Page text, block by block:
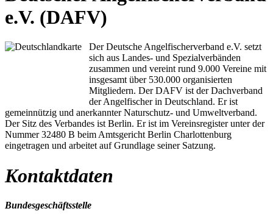
e.V. (DAFV)
Der Deutsche Angelfischerverband e.V. setzt
sich aus Landes- und Spezialverbänden
zusammen und vereint rund 9.000 Vereine mit
insgesamt über 530.000 organisierten
Mitgliedern. Der DAFV ist der Dachverband
der Angelfischer in Deutschland. Er ist
gemeinnützig und anerkannter Naturschutz- und Umweltverband.
Der Sitz des Verbandes ist Berlin. Er ist im Vereinsregister unter der
Nummer 32480 B beim Amtsgericht Berlin Charlottenburg
eingetragen und arbeitet auf Grundlage seiner Satzung.
Kontaktdaten
Bundesgeschäftsstelle